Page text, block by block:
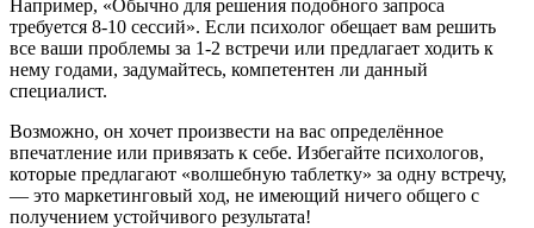
Например, «Обычно для решения подобного запроса
требуется 8-10 сессий». Если психолог обещает вам решить
все ваши проблемы за 1-2 встречи или предлагает ходить к
нему годами, задумайтесь, компетентен ли данный
специалист.
Возможно, он хочет произвести на вас определённое
впечатление или привязать к себе. Избегайте психологов,
которые предлагают «волшебную таблетку» за одну встречу,
— это маркетинговый ход, не имеющий ничего общего с
получением устойчивого результата!